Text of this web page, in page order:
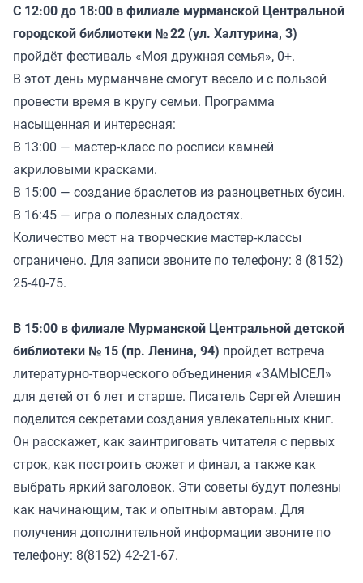
С 12:00 до 18:00 в филиале мурманской Центральной
городской библиотеки № 22 (ул. Халтурина, 3)
пройдёт фестиваль «Моя дружная семья», 0+.
В этот день мурманчане смогут весело и с пользой
провести время в кругу семьи. Программа
насыщенная и интересная:
В 13:00 — мастер-класс по росписи камней
акриловыми красками.
В 15:00 — создание браслетов из разноцветных бусин.
В 16:45 — игра о полезных сладостях.
Количество мест на творческие мастер-классы
ограничено. Для записи звоните по телефону: 8 (8152)
25-40-75.
В 15:00 в филиале Мурманской Центральной детской
библиотеки № 15 (пр. Ленина, 94) пройдет встреча
литературно-творческого объединения «ЗАМЫСЕЛ»
для детей от 6 лет и старше. Писатель Сергей Алешин
поделится секретами создания увлекательных книг.
Он расскажет, как заинтриговать читателя с первых
строк, как построить сюжет и финал, а также как
выбрать яркий заголовок. Эти советы будут полезны
как начинающим, так и опытным авторам. Для
получения дополнительной информации звоните по
телефону: 8(8152) 42-21-67.